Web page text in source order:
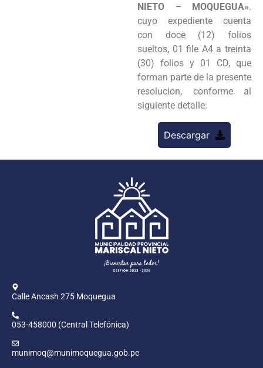
NIETO – MOQUEGUA».
cuyo expediente cuenta
con doce (12) folios
sueltos, 01 file A4 a treinta
(30) folios y 01 CD, que
forman parte de la presente
resolucion, conforme al
siguiente detalle:
Descargar
Calle Ancash 275 Moquegua
053-458000 (Central Telefónica)
munimoq@munimoquegua.gob.pe